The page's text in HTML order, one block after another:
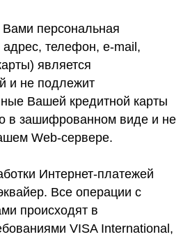
персональная
телефон, e-mail,
является
и не подлежит
Вашей кредитной карты
в зашифрованном виде и не
Web-сервере.
Интернет-платежей
Все операции с
происходят в
VISA International,